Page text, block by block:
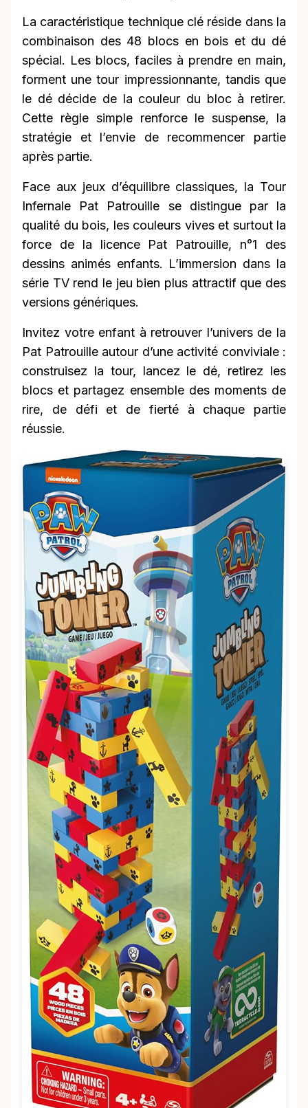
La caractéristique technique clé réside dans la
combinaison des 48 blocs en bois et du dé
spécial. Les blocs, faciles à prendre en main,
forment une tour impressionnante, tandis que
le dé décide de la couleur du bloc à retirer.
Cette règle simple renforce le suspense, la
stratégie et l’envie de recommencer partie
après partie.
Face aux jeux d’équilibre classiques, la Tour
Infernale Pat Patrouille se distingue par la
qualité du bois, les couleurs vives et surtout la
force de la licence Pat Patrouille, n°1 des
dessins animés enfants. L’immersion dans la
série TV rend le jeu bien plus attractif que des
versions génériques.
Invitez votre enfant à retrouver l’univers de la
Pat Patrouille autour d’une activité conviviale :
construisez la tour, lancez le dé, retirez les
blocs et partagez ensemble des moments de
rire, de défi et de fierté à chaque partie
réussie.